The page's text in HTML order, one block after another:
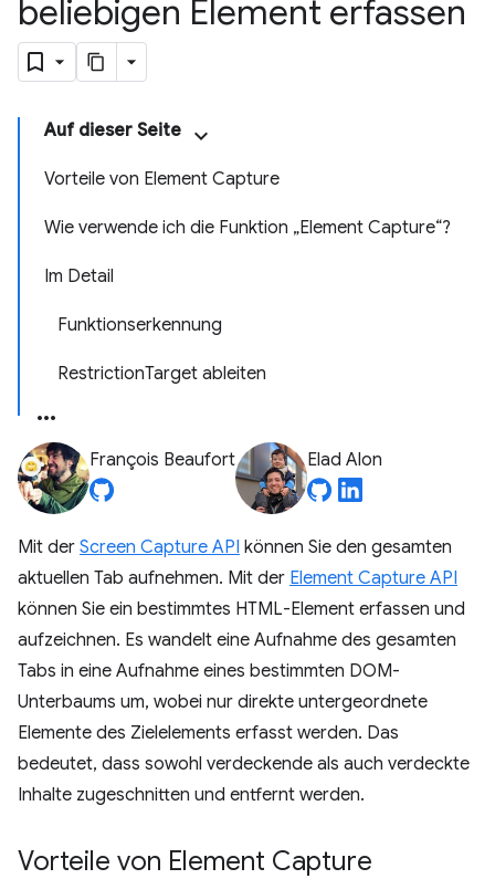
beliebigen Element erfassen
Auf dieser Seite
Vorteile von Element Capture
Wie verwende ich die Funktion „Element Capture“?
Im Detail
Funktionserkennung
RestrictionTarget ableiten
François Beaufort Elad Alon
Mit der Screen Capture API können Sie den gesamten
aktuellen Tab aufnehmen. Mit der Element Capture API
können Sie ein bestimmtes HTML-Element erfassen und
aufzeichnen. Es wandelt eine Aufnahme des gesamten
Tabs in eine Aufnahme eines bestimmten DOM-
Unterbaums um, wobei nur direkte untergeordnete
Elemente des Zielelements erfasst werden. Das
bedeutet, dass sowohl verdeckende als auch verdeckte
Inhalte zugeschnitten und entfernt werden.
Vorteile von Element Capture